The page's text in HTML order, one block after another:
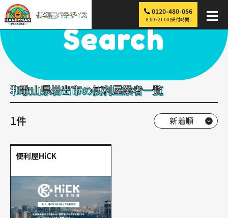
0120-480-056
8:00~21:00[受付時間]
便利屋パラダイス > 探す 和歌山 > 岩出市
Search
和歌山県岩出市の便利屋業者一覧
1件
便利屋HiCK